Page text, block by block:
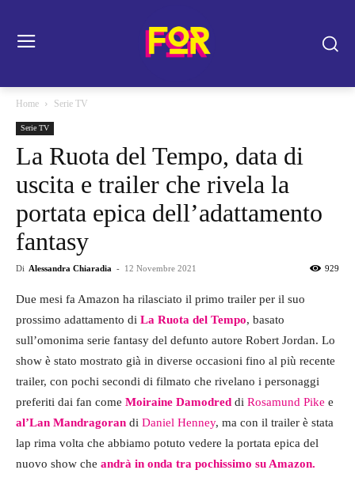
Home Serie TV
Serie TV
La Ruota del Tempo, data di
uscita e trailer che rivela la
portata epica dell’adattamento
fantasy
Di Alessandra Chiaradia - 12 Novembre 2021 929
Due mesi fa Amazon ha rilasciato il primo trailer per il suo
prossimo adattamento di La Ruota del Tempo, basato
sull’omonima serie fantasy del defunto autore Robert Jordan. Lo
show è stato mostrato già in diverse occasioni fino al più recente
trailer, con pochi secondi di filmato che rivelano i personaggi
preferiti dai fan come Moiraine Damodred di Rosamund Pike e
al’Lan Mandragoran di Daniel Henney, ma con il trailer è stata
lap rima volta che abbiamo potuto vedere la portata epica del
nuovo show che andrà in onda tra pochissimo su Amazon.